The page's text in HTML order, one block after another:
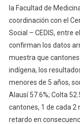
la Facultad de
coordinación con el
Social – CEDIS, entre
confirman los datos
muestra que
indígena, los
menores de 5 años,
Alausí 57.6%; Colta
cantones, 1 de cada 2
retardo en